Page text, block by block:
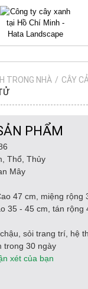
TRONG NHÀ / CÂY
PHẨM
Thổ, Thủy
Mây
47 cm, miệng rộng
35 - 45 cm, tán rộng
sỏi trang trí, hệ
trong 30 ngày
xét của bạn